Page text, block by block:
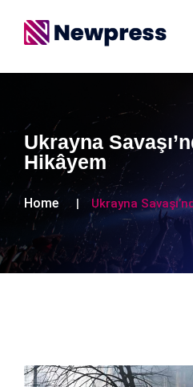
Ukrayna
Hikâyem
Home Ukrayna